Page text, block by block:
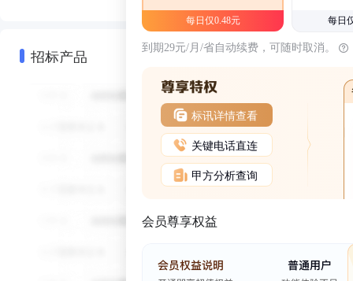
招标产品
每日仅0.48元 每日
到期29元/月/省自动续费，可随时取消。
标讯详情查看
关键电话直连
甲方分析查询
会员尊享权益